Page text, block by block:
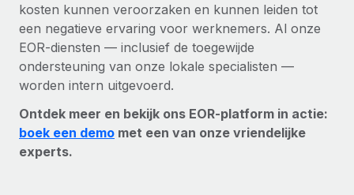
kosten kunnen veroorzaken en kunnen leiden tot
een negatieve ervaring voor werknemers. Al onze
EOR-diensten — inclusief de toegewijde
ondersteuning van onze lokale specialisten —
worden intern uitgevoerd.
Ontdek meer en bekijk ons EOR-platform in actie:
boek een demo met een van onze vriendelijke
experts.